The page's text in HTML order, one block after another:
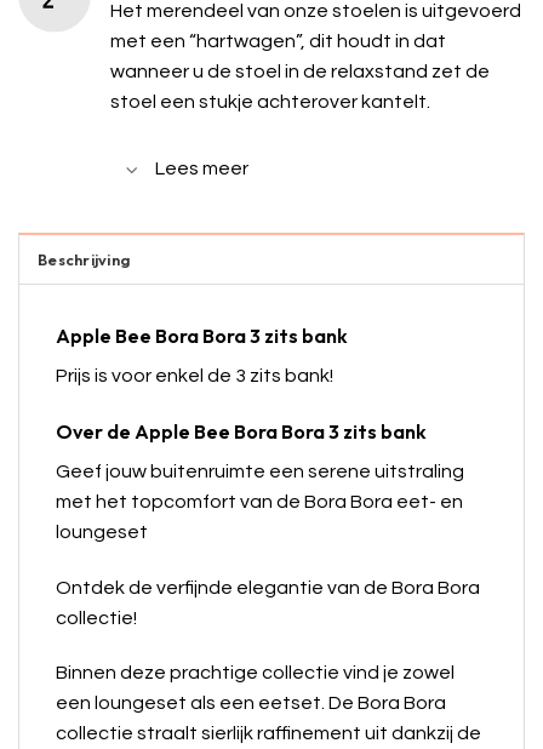
Het merendeel van onze stoelen is uitgevoerd
met een “hartwagen”, dit houdt in dat
wanneer u de stoel in de relaxstand zet de
stoel een stukje achterover kantelt.
Lees meer
Beschrijving
Apple Bee Bora Bora 3 zits bank
Prijs is voor enkel de 3 zits bank!
Over de Apple Bee Bora Bora 3 zits bank
Geef jouw buitenruimte een serene uitstraling
met het topcomfort van de Bora Bora eet- en
loungeset
Ontdek de verfijnde elegantie van de Bora Bora
collectie!
Binnen deze prachtige collectie vind je zowel
een loungeset als een eetset. De Bora Bora
collectie straalt sierlijk raffinement uit dankzij de